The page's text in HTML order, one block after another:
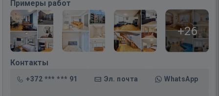
Примеры работ
+26
Контакты
+372 *** *** 91 Эл. почта WhatsApp